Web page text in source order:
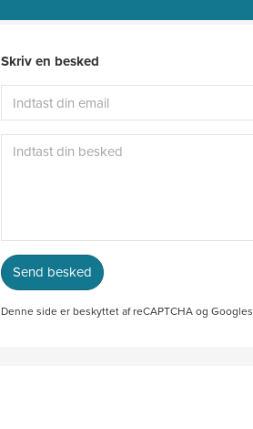
Skriv en besked
Send besked
Denne side er beskyttet af reCAPTCHA og Googles